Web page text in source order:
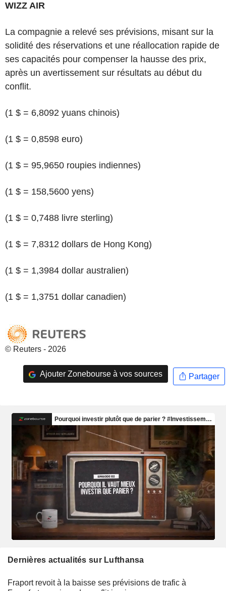
WIZZ AIR
La compagnie a relevé ses prévisions, misant sur la
solidité des réservations et une réallocation rapide de
ses capacités pour compenser la hausse des prix,
après un avertissement sur résultats au début du
conflit.
(1 $ = 6,8092 yuans chinois)
(1 $ = 0,8598 euro)
(1 $ = 95,9650 roupies indiennes)
(1 $ = 158,5600 yens)
(1 $ = 0,7488 livre sterling)
(1 $ = 7,8312 dollars de Hong Kong)
(1 $ = 1,3984 dollar australien)
(1 $ = 1,3751 dollar canadien)
© Reuters - 2026
Ajouter Zonebourse à vos sources Partager
Dernières actualités sur Lufthansa
Fraport revoit à la baisse ses prévisions de trafic à